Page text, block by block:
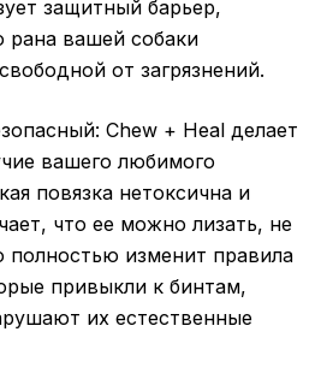
защитный барьер,
рана вашей собаки
от загрязнений.
Chew + Heal делает
вашего любимого
повязка нетоксична и
что ее можно лизать, не
полностью изменит правила
привыкли к бинтам,
их естественные